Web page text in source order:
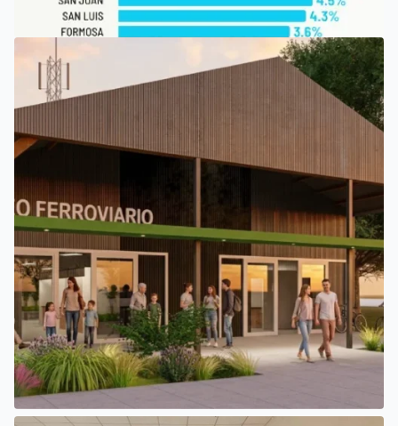
SAN LUIS
SAN LUIS, ENTRE LAS PROVINCIAS QUE PERCIBEN TASAS
MÁS BAJAS DE INGRESOS BRUTOS